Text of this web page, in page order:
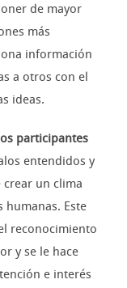
de mayor
más
información
a otros con el
ideas.
participantes
entendidos y
crear un clima
humanas. Este
reconocimiento
y se le hace
e interés